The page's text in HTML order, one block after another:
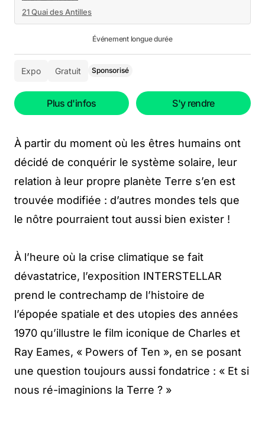
21 Quai des Antilles
Événement longue durée
Expo Gratuit Sponsorisé
Plus d'infos S'y rendre
À partir du moment où les êtres humains ont
décidé de conquérir le système solaire, leur
relation à leur propre planète Terre s’en est
trouvée modifiée : d’autres mondes tels que
le nôtre pourraient tout aussi bien exister !
À l’heure où la crise climatique se fait
dévastatrice, l’exposition INTERSTELLAR
prend le contrechamp de l’histoire de
l’épopée spatiale et des utopies des années
1970 qu’illustre le film iconique de Charles et
Ray Eames, « Powers of Ten », en se posant
une question toujours aussi fondatrice : « Et si
nous ré-imaginions la Terre ? »